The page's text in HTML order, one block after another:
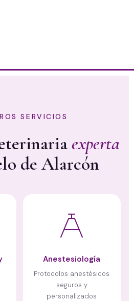
SERVICIOS
experta
de Alarcón
Anestesiología
Protocolos anestésicos
seguros y
personalizados